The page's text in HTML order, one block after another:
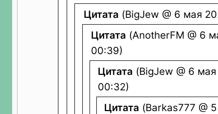
Цитата (BigJew @ 6 мая
Цитата (AnotherFM @ 6
00:39)
Цитата (BigJew @ 6
00:32)
Цитата (Barkas777 @